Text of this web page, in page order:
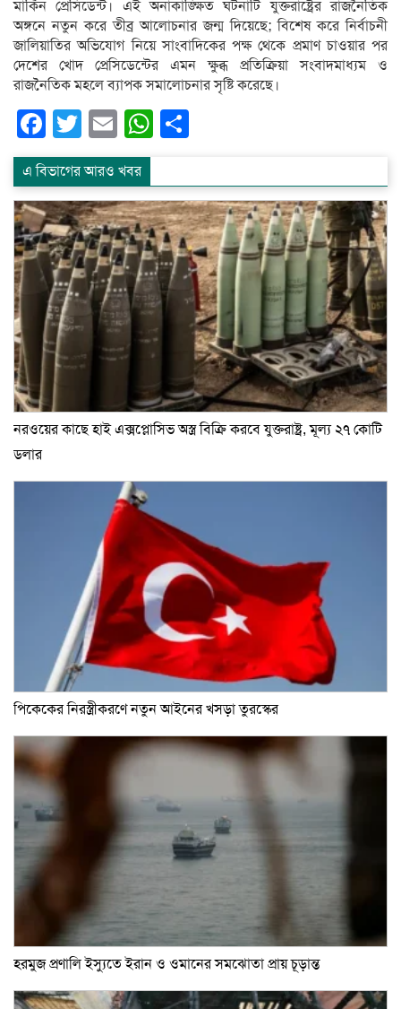
মার্কিন প্রেসিডেন্ট। এই অনাকাঙ্ক্ষিত ঘটনাটি যুক্তরাষ্ট্রের রাজনৈতিক
অঙ্গনে নতুন করে তীব্র আলোচনার জন্ম দিয়েছে; বিশেষ করে নির্বাচনী
জালিয়াতির অভিযোগ নিয়ে সাংবাদিকের পক্ষ থেকে প্রমাণ চাওয়ার পর
দেশের খোদ প্রেসিডেন্টের এমন ক্ষুব্ধ প্রতিক্রিয়া সংবাদমাধ্যম ও
রাজনৈতিক মহলে ব্যাপক সমালোচনার সৃষ্টি করেছে।
Facebook
Twitter
EmailWhatsApp
এ বিভাগের আরও খবর
নরওয়ের কাছে হাই এক্সপ্লোসিভ অস্ত্র বিক্রি করবে যুক্তরাষ্ট্র, মূল্য ২৭ কোটি
ডলার
পিকেকের নিরস্ত্রীকরণে নতুন আইনের খসড়া তুরস্কের
হরমুজ প্রণালি ইস্যুতে ইরান ও ওমানের সমঝোতা প্রায় চূড়ান্ত